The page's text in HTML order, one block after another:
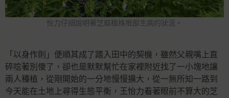
怡力仔細說明著芝麻植株根部生病的狀況。
「以身作則」便順其成了踏入田中的契機，雖然父親嘴上直
碎唸著別傻了，卻也是默默幫忙在家裡附近找了一小塊地讓
兩人種植，從剛開始的一分地慢慢擴大，從一無所知一路到
今天能在土地上尋得生態平衡，王怡力看著眼前不算大的芝